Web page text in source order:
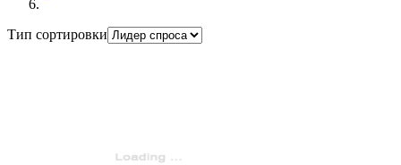
Тип сортировки